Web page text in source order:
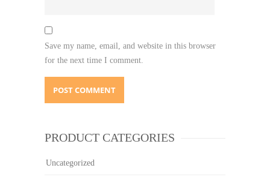
Save my name, email, and website in this browser
for the next time I comment.
PRODUCT CATEGORIES
Uncategorized